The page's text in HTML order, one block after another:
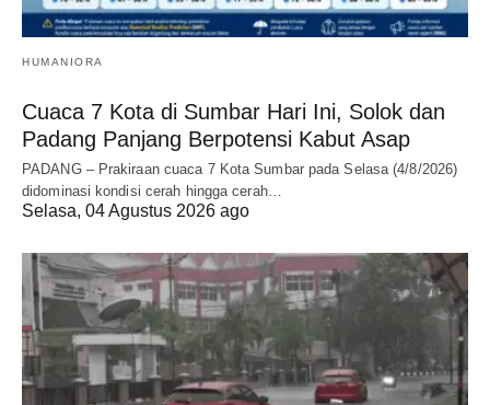
HUMANIORA
Cuaca 7 Kota di Sumbar Hari Ini, Solok dan
Padang Panjang Berpotensi Kabut Asap
PADANG – Prakiraan cuaca 7 Kota Sumbar pada Selasa (4/8/2026)
didominasi kondisi cerah hingga cerah…
Selasa, 04 Agustus 2026 ago